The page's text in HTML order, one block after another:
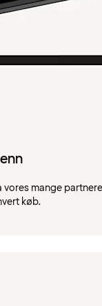
vores mange
køb.